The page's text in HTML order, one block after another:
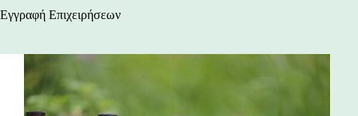
Εγγραφή Επιχειρήσεων